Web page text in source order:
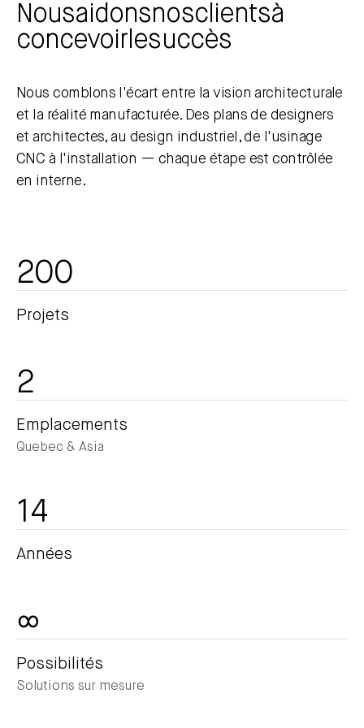
Nousaidonsnosclientsà
concevoir lesuccès
Nous comblons l'écart entre la vision architecturale
et la réalité manufacturée. Des plans de designers
et architectes, au design industriel, de l'usinage
CNC à l'installation — chaque étape est contrôlée
en interne.
200
Projets
2
Emplacements
Quebec & Asia
14
Années
∞
Possibilités
Solutions sur mesure